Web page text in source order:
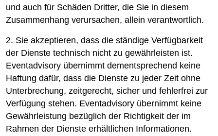
und auch für Schäden Dritter, die Sie in diesem
Zusammenhang verursachen, allein verantwortlich.
2. Sie akzeptieren, dass die ständige Verfügbarkeit
der Dienste technisch nicht zu gewährleisten ist.
Eventadvisory übernimmt dementsprechend keine
Haftung dafür, dass die Dienste zu jeder Zeit ohne
Unterbrechung, zeitgerecht, sicher und fehlerfrei zur
Verfügung stehen. Eventadvisory übernimmt keine
Gewährleistung bezüglich der Richtigkeit der im
Rahmen der Dienste erhältlichen Informationen.